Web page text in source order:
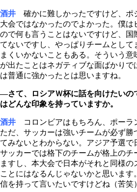
酒井 確かに難しかったですけど、ポ
大会ではなかったのでよかった。僕は
ので何も言うことはないですけど、国
てないですし、やっぱりチームとして
まくいかないこともある。そういう意
が出たことはネガティブな面ばかりで
は普通に強かったとは思いますね。
―さて、ロシアＷ杯に話を向けたいの
はどんな印象を持っていますか。
酒井 コロンビアはもちろん、ポーラ
ただ、サッカーは強いチームが必ず勝
てみないとわからない。アジア予選で
サッカーでは格下のチームが格上のチ
ますし、本大会で日本がそれと同様
ことにはなるんじゃないかと思います
信を持って言いたいですけどね（苦笑